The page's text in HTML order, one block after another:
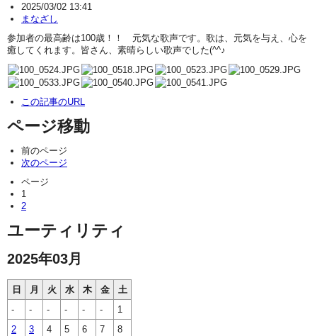
2025/03/02 13:41
まなざし
参加者の最高齢は100歳！！ 元気な歌声です。歌は、元気を与え、心を
癒してくれます。皆さん、素晴らしい歌声でした(^^♪
この記事のURL
ページ移動
前のページ
次のページ
ページ
1
2
ユーティリティ
2025年03月
日 月 火 水 木 金
土
-
- - - - -
1
2
3 4 5 6 7
8